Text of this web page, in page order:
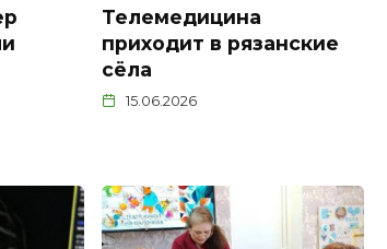
Телемедицина
приходит в рязанские
сёла
15.06.2026